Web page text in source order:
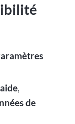
,
de